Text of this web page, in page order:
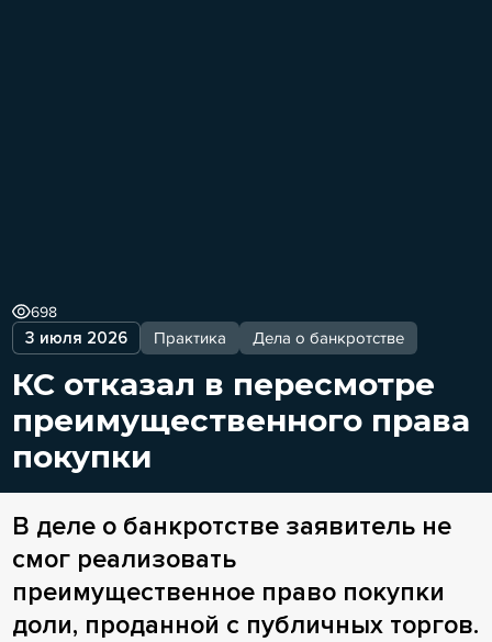
3 июля 2026 Практика Дела о банкротстве
698
КС отказал в пересмотре
преимущественного права
покупки
В деле о банкротстве заявитель не
смог реализовать
преимущественное право покупки
доли, проданной с публичных торгов.